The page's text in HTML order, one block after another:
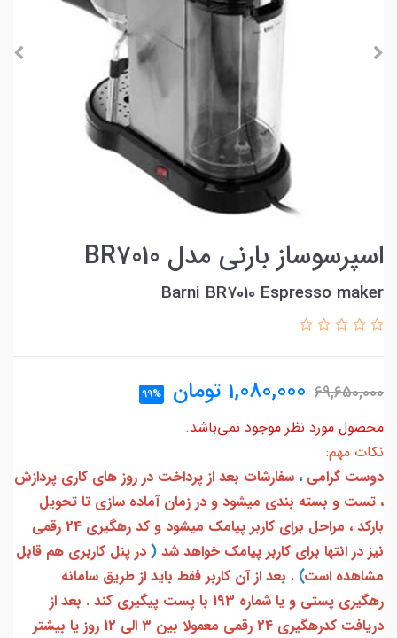
اسپرسوساز بارنی مدل BR7010
Barni BR7010 Espresso maker
69,650,000
1,080,000 تومان 99%
محصول مورد نظر موجود نمی‌باشد.
نکات مهم:
دوست گرامی ، سفارشات بعد از پرداخت در روز های کاری پردازش
، تست و بسته بندی میشود و در زمان آماده سازی تا تحویل
بارکد ، مراحل برای کاربر پیامک میشود و کد رهگیری 24 رقمی
نیز در انتها برای کاربر پیامک خواهد شد ( در پنل کاربری هم قابل
مشاهده است) . بعد از آن کاربر فقط باید از طریق سامانه
رهگیری پستی و یا شماره 193 با پست پیگیری کند . بعد از
دریافت کدرهگیری 24 رقمی معمولا بین 3 الی 12 روز یا بیشتر